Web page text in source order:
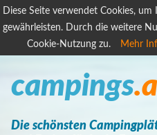
Diese Seite verwendet Cookies,
gewährleisten. Durch die weitere
Cookie-Nutzung zu.
Mehr
campings
Die schönsten